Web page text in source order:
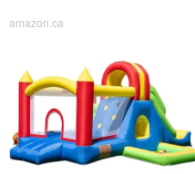
amazon.ca